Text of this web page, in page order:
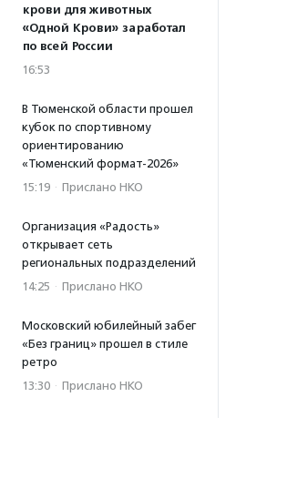
крови для животных
«Одной Крови» заработал
по всей России
16:53
В Тюменской области прошел
кубок по спортивному
ориентированию
«Тюменский формат-2026»
15:19 · Прислано НКО
Организация «Радость»
открывает сеть
региональных подразделений
14:25 · Прислано НКО
Московский юбилейный забег
«Без границ» прошел в стиле
ретро
13:30 · Прислано НКО